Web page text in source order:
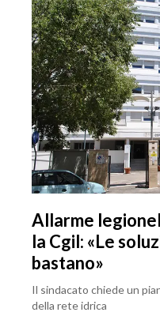
Allarme
la Cgil: «Le
bastano»
Il sindacato chiede un
della rete idrica